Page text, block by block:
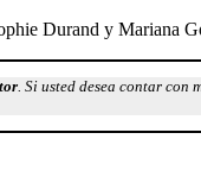
Durand y Mariana
. Si usted desea contar